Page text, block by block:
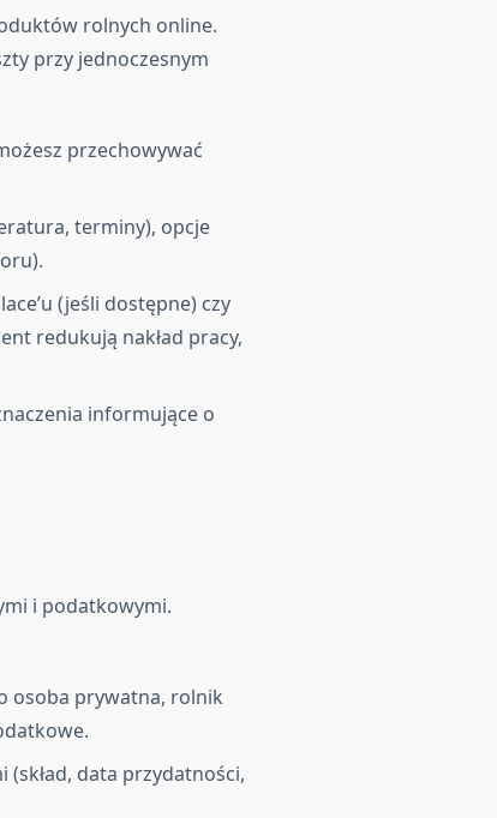
rolnych online.
przy jednoczesnym
przechowywać
terminy), opcje
(jeśli dostępne) czy
redukują nakład pracy,
informujące o
i podatkowymi.
osoba prywatna, rolnik
data przydatności,